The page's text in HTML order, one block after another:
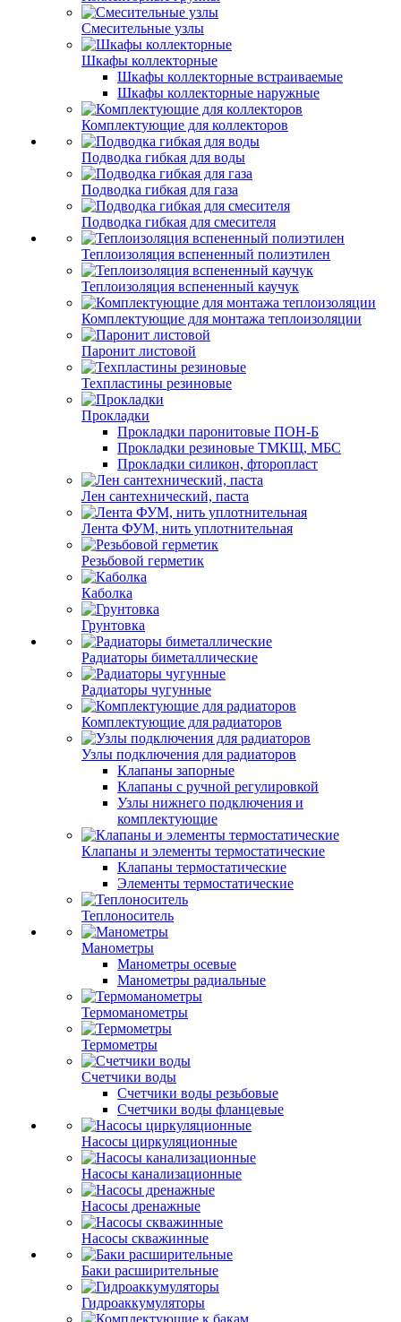
Смесительные узлы
Шкафы коллекторные
Шкафы коллекторные встраиваемые
Шкафы коллекторные наружные
Комплектующие для коллекторов
Подводка гибкая для воды
Подводка гибкая для газа
Подводка гибкая для смесителя
Теплоизоляция вспененный полиэтилен
Теплоизоляция вспененный каучук
Комплектующие для монтажа теплоизоляции
Паронит листовой
Техпластины резиновые
Прокладки
Прокладки паронитовые ПОН-Б
Прокладки резиновые ТМКЩ, МБС
Прокладки силикон, фторопласт
Лен сантехнический, паста
Лента ФУМ, нить уплотнительная
Резьбовой герметик
Каболка
Грунтовка
Радиаторы биметаллические
Радиаторы чугунные
Комплектующие для радиаторов
Узлы подключения для радиаторов
Клапаны запорные
Клапаны с ручной регулировкой
Узлы нижнего подключения и
комплектующие
Клапаны и элементы термостатические
Клапаны термостатические
Элементы термостатические
Теплоноситель
Манометры
Манометры осевые
Манометры радиальные
Термоманометры
Термометры
Счетчики воды
Счетчики воды резьбовые
Счетчики воды фланцевые
Насосы циркуляционные
Насосы канализационные
Насосы дренажные
Насосы скважинные
Баки расширительные
Гидроаккумуляторы